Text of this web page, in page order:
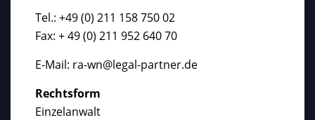
Tel.: +49 (0) 211 158 750 02
Fax: + 49 (0) 211 952 640 70
E-Mail: ra-wn@legal-partner.de
Rechtsform
Einzelanwalt